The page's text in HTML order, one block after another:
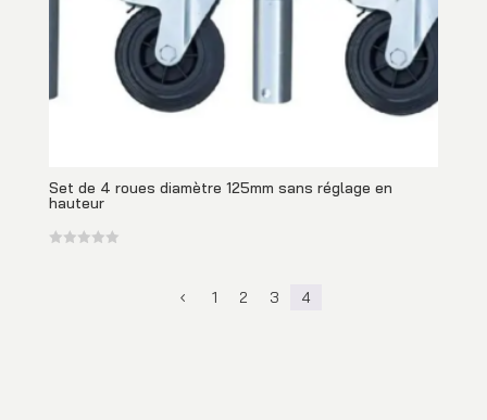
Set de 4 roues diamètre 125mm sans réglage en
hauteur
4 1 2 3 4